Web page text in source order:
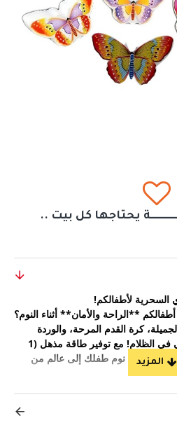
يحتاجها كل بيت ..
السحرية لأطفالكم!
اختياركم؟**.